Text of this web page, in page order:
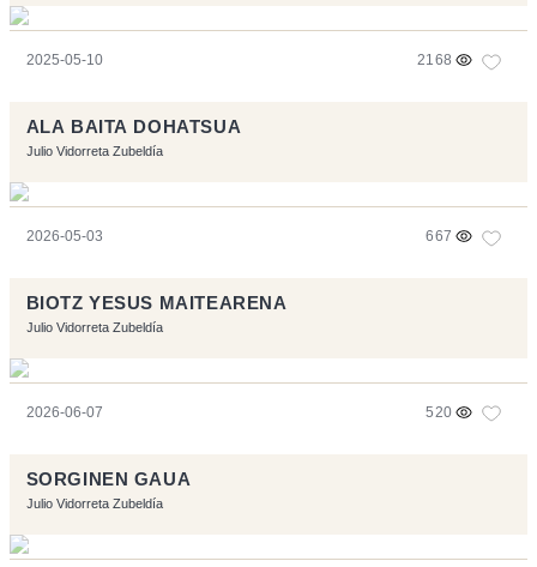
2025-05-10 2168
ALA BAITA DOHATSUA
Julio Vidorreta Zubeldía
2026-05-03 667
BIOTZ YESUS MAITEARENA
Julio Vidorreta Zubeldía
2026-06-07 520
SORGINEN GAUA
Julio Vidorreta Zubeldía